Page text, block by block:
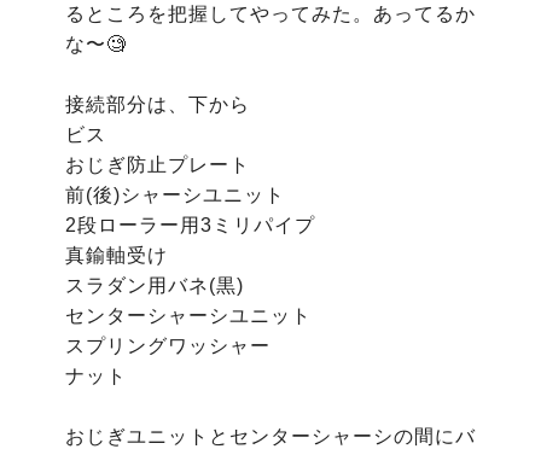
るところを把握してやってみた。あってるか
な〜🧐
接続部分は、下から
ビス
おじぎ防止プレート
前(後)シャーシユニット
2段ローラー用3ミリパイプ
真鍮軸受け
スラダン用バネ(黒)
センターシャーシユニット
スプリングワッシャー
ナット
おじぎユニットとセンターシャーシの間にバ